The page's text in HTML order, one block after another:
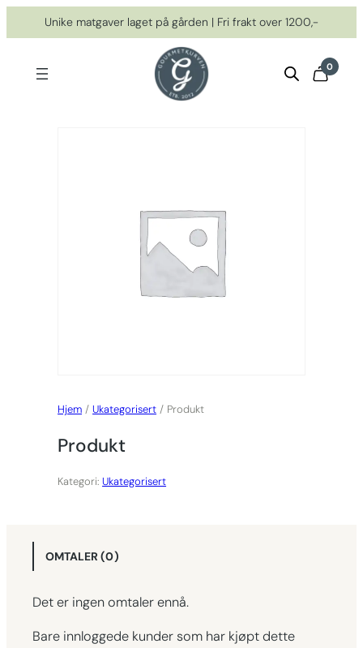
til
Unike matgaver laget på gården | Fri frakt over 1200,-
0
Hjem /Ukategorisert / Produkt
Produkt
Kategori:Ukategorisert
OMTALER (0)
Det er ingen omtaler ennå.
Bare innloggede kunder som har kjøpt dette